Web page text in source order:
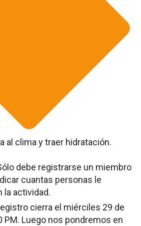
al clima y traer hidratación.
debe registrarse un miembro
cuantas personas le
la actividad.
cierra el miérciles 29 de
PM. Luego nos pondremos en